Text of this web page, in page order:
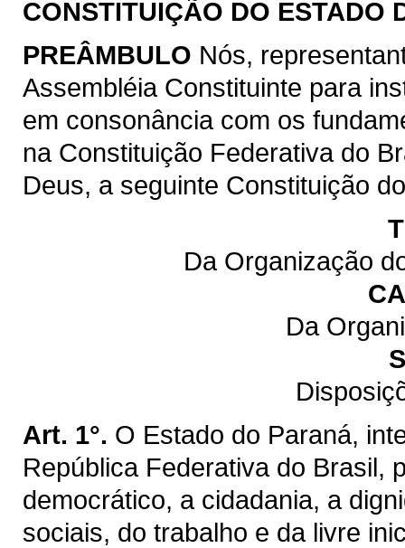
CONSTITUIÇÃO DO ESTADO
PREÂMBULO Nós,
Assembléia Constituinte para
em consonância com os
na Constituição Federativa do
Deus, a seguinte Constituição
Da Organização
Da
Art. 1°. O Estado do Paraná,
República Federativa do Brasil,
democrático, a cidadania, a
sociais, do trabalho e da livre